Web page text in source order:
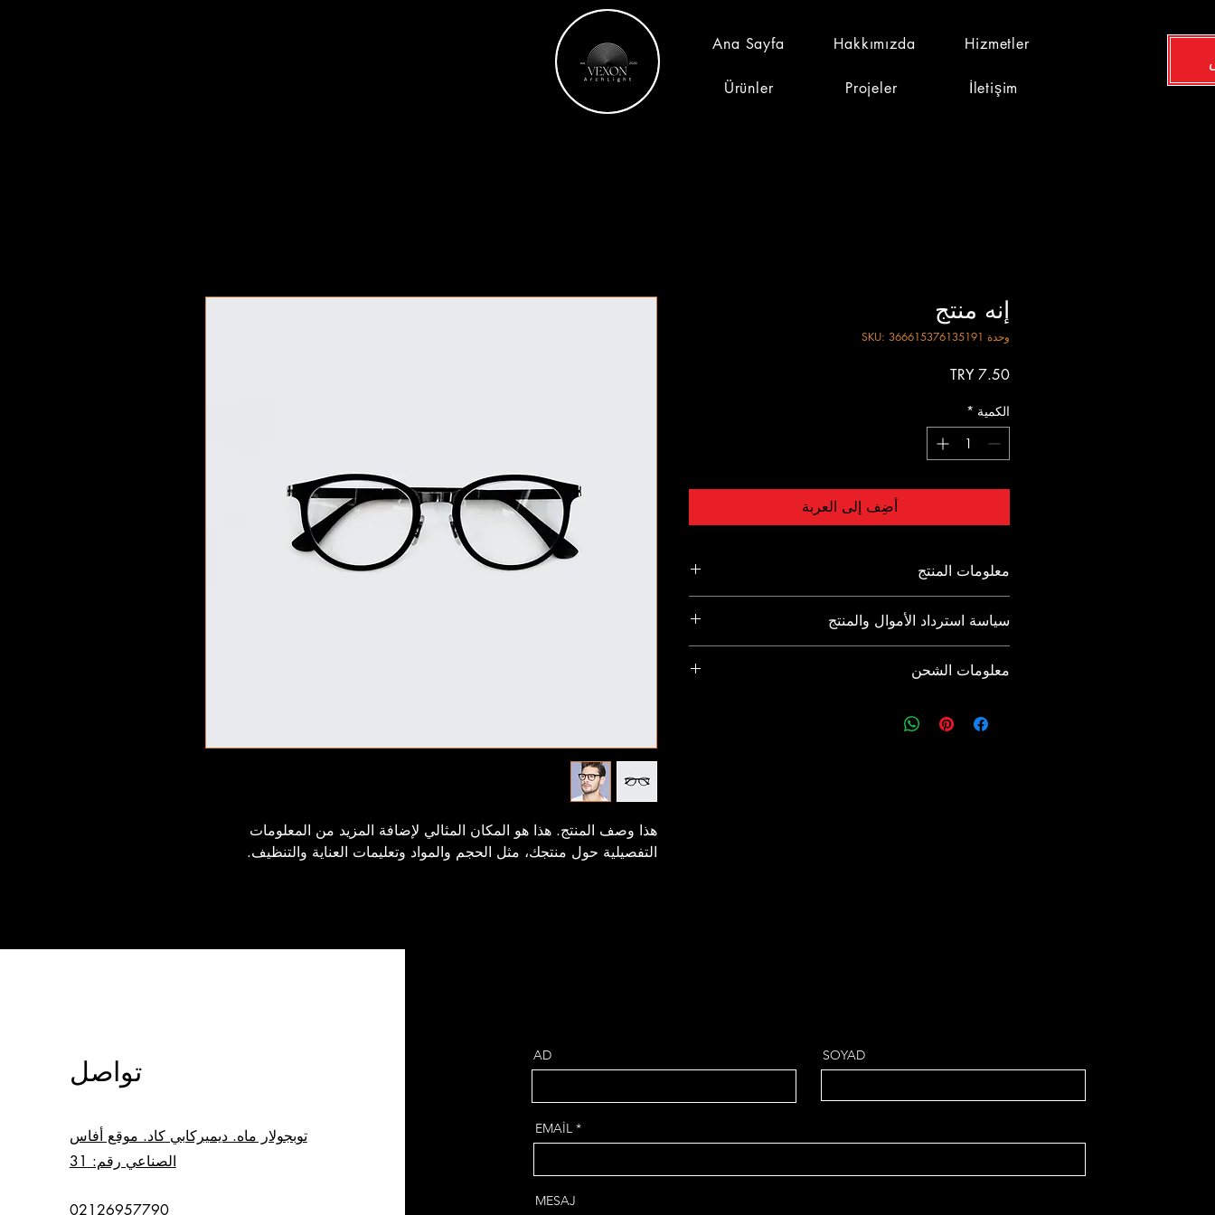
Ana Sayfa Hakkımızda Hizmetler
Ürünler Projeler İletişim
التفصيلية حول منتجك، مثل الحجم والمواد وتعليمات العناية والتنظيف.
إنه منتج
وحدة SKU: 366615376135191
السعر
الكمية *
أضِف إلى العربة
معلومات المنتج
حول منتجك، مثل الحجم والمواد وتعليمات العناية والتنظيف.
هنا يمكنك أيضًا شرح الميزات التي تميز منتجك عن غيره
وفوائده للمستخدم.
سياسة استرداد الأموال والمنتج
ما يجب على عملائك فعله إذا كانوا غير راضين عن عملية
التسوق بثقة، يجب أن يكون لديك سياسة واضحة للإرجاع أو
الاستبدال.
معلومات الشحن
من المعلومات حول طرق الشحن والتعبئة وتكاليف الشحن.
تواصل
توبجولار ماه. ديميركابي كاد. موقع أفاس
الصناعي رقم: 31
02126957790
AD SOYAD
EMAİL
MESAJ